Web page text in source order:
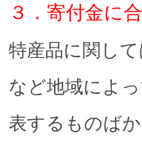
３．寄付金に
特産品に関し
など地域によ
表するものばか